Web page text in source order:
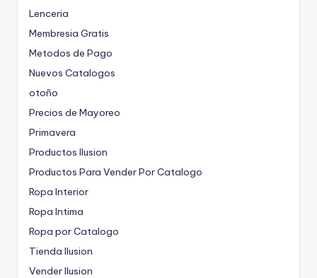
Lenceria
Membresia Gratis
Metodos de Pago
Nuevos Catalogos
otoño
Precios de Mayoreo
Primavera
Productos Ilusion
Productos Para Vender Por Catalogo
Ropa Interior
Ropa Intima
Ropa por Catalogo
Tienda Ilusion
Vender Ilusion